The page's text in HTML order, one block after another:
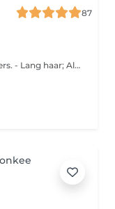
87
- Kort haar; Alle lengtes boven de schouders. - Lang haar; Alle lengtes vanaf schouder